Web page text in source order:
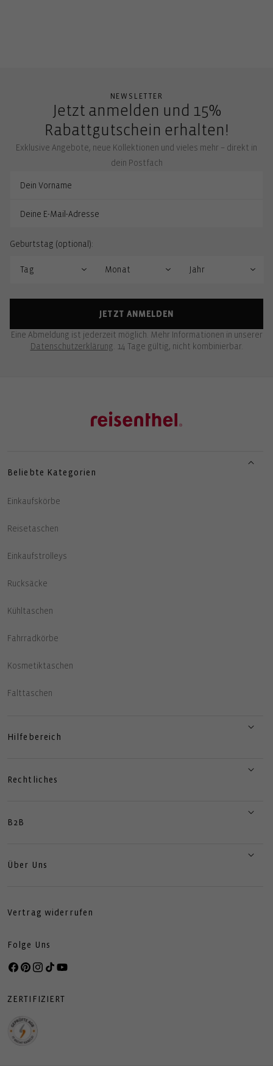
NEWSLETTER
Jetzt anmelden und 15%
Rabattgutschein erhalten!
Exklusive Angebote, neue Kollektionen und vieles mehr – direkt in
dein Postfach
Geburtstag (optional):
JETZT ANMELDEN
Eine Abmeldung ist jederzeit möglich. Mehr Informationen in unserer
Datenschutzerklärung. 14 Tage gültig, nicht kombinierbar.
Beliebte Kategorien
Einkaufskörbe
Reisetaschen
Einkaufstrolleys
Rucksäcke
Kühltaschen
Fahrradkörbe
Kosmetiktaschen
Falttaschen
Hilfebereich
Rechtliches
B2B
Über Uns
Vertrag widerrufen
Folge Uns
Facebook
Pinterest
Instagram
TikTokYouTube
ZERTIFIZIERT